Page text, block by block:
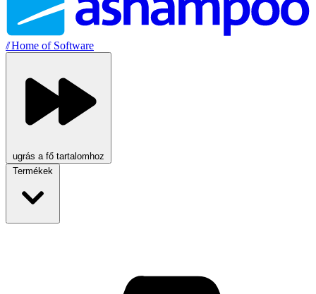
//Home of Software
ugrás a fő tartalomhoz
Termékek